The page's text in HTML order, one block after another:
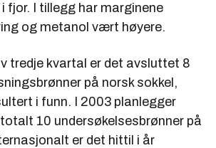
fjor. I tillegg har marginene
og metanol vært høyere.
tredje kvartal er det avsluttet 8
på norsk sokkel,
i funn. I 2003 planlegger
10 undersøkelsesbrønner på
er det hittil i år